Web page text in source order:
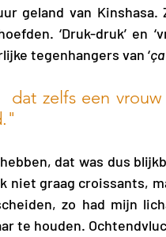
geland van
‘Druk-druk’ en
tegenhangers van ‘
dat zelfs een
dat was dus
niet graag croissants,
zo had mijn
te houden.